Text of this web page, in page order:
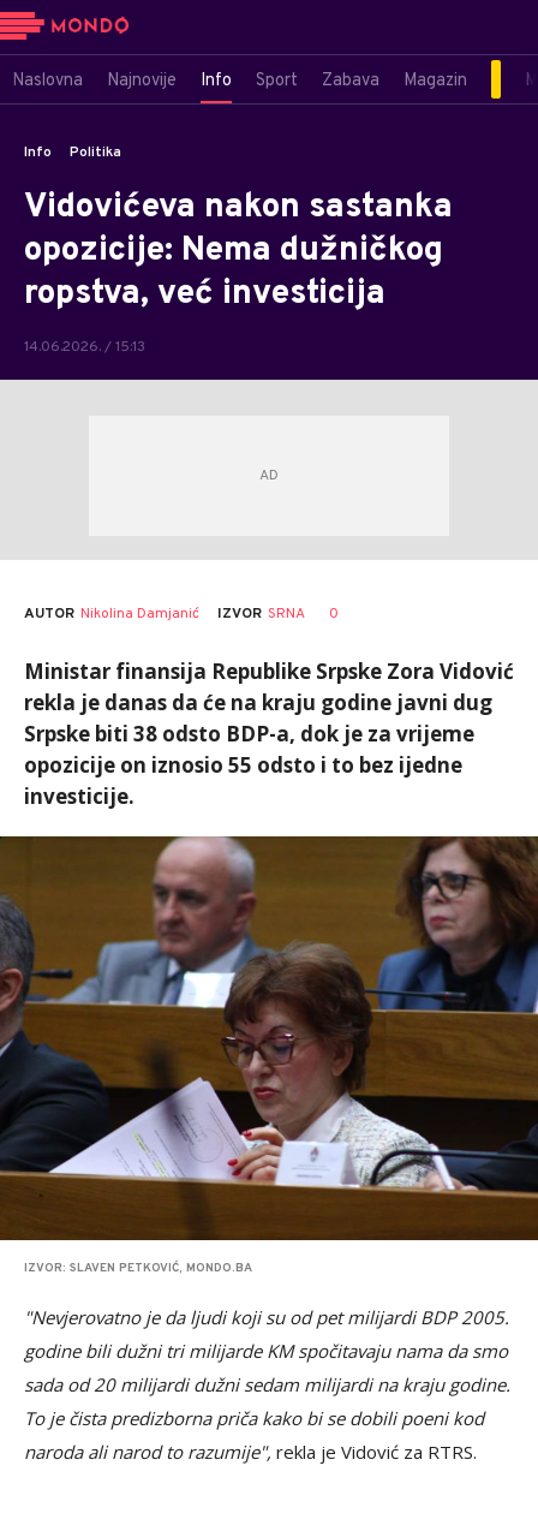
Naslovna Najnovije Info Sport Zabava Magazin
Info Politika
Vidovićeva nakon sastanka
opozicije: Nema dužničkog
ropstva, već investicija
14.06.2026. / 15:13
AUTOR Nikolina Damjanić IZVOR SRNA 0
Ministar finansija Republike Srpske Zora Vidović
rekla je danas da će na kraju godine javni dug
Srpske biti 38 odsto BDP-a, dok je za vrijeme
opozicije on iznosio 55 odsto i to bez ijedne
investicije.
IZVOR: SLAVEN PETKOVIĆ, MONDO.BA
"Nevjerovatno je da ljudi koji su od pet milijardi BDP 2005.
godine bili dužni tri milijarde KM spočitavaju nama da smo
sada od 20 milijardi dužni sedam milijardi na kraju godine.
To je čista predizborna priča kako bi se dobili poeni kod
naroda ali narod to razumije", rekla je Vidović za RTRS.